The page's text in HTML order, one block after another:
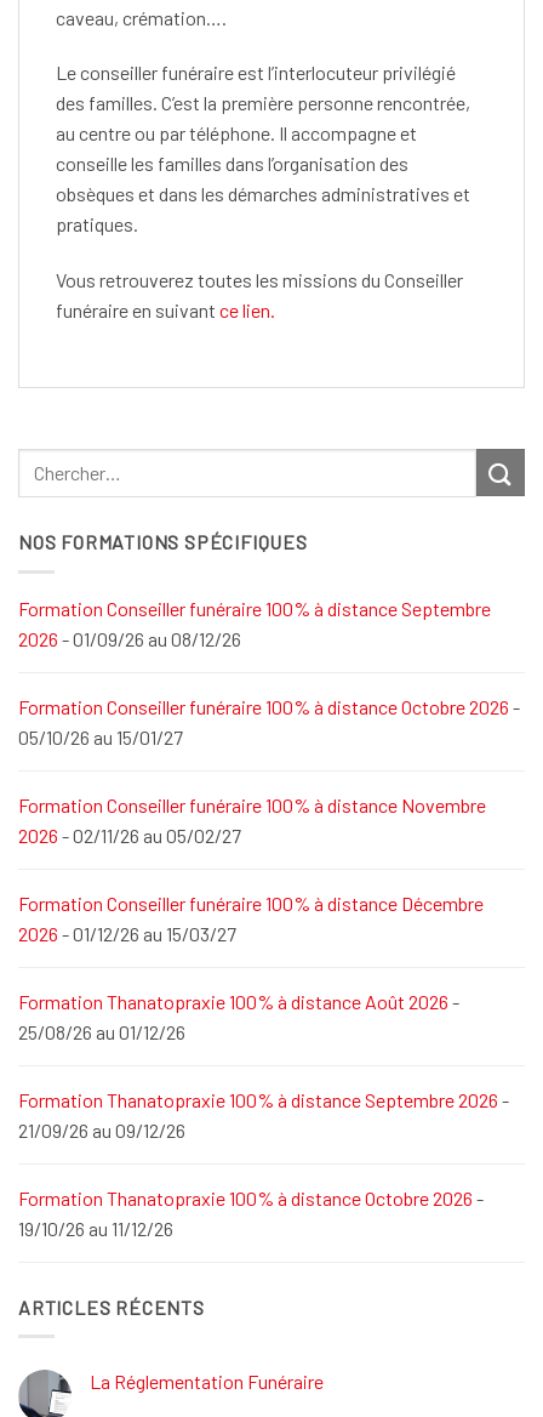
caveau, crémation….
Le conseiller funéraire est l’interlocuteur privilégié
des familles. C’est la première personne rencontrée,
au centre ou par téléphone. Il accompagne et
conseille les familles dans l’organisation des
obsèques et dans les démarches administratives et
pratiques.
Vous retrouverez toutes les missions du Conseiller
funéraire en suivant ce lien.
NOS FORMATIONS SPÉCIFIQUES
Formation Conseiller funéraire 100% à distance Septembre
2026 - 01/09/26 au 08/12/26
Formation Conseiller funéraire 100% à distance Octobre 2026 -
05/10/26 au 15/01/27
Formation Conseiller funéraire 100% à distance Novembre
2026 - 02/11/26 au 05/02/27
Formation Conseiller funéraire 100% à distance Décembre
2026 - 01/12/26 au 15/03/27
Formation Thanatopraxie 100% à distance Août 2026 -
25/08/26 au 01/12/26
Formation Thanatopraxie 100% à distance Septembre 2026 -
21/09/26 au 09/12/26
Formation Thanatopraxie 100% à distance Octobre 2026 -
19/10/26 au 11/12/26
ARTICLES RÉCENTS
La Réglementation Funéraire